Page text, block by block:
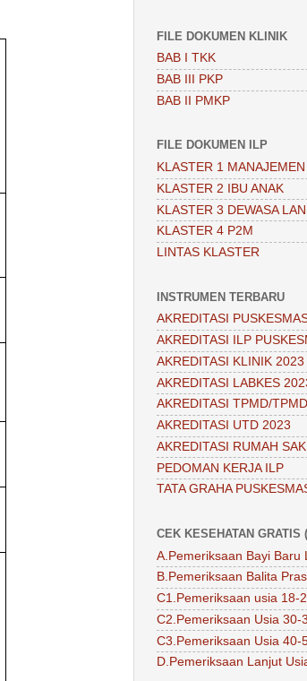
FILE DOKUMEN KLINIK
BAB I TKK
BAB III PKP
BAB II PMKP
FILE DOKUMEN ILP
KLASTER 1 MANAJEMEN
KLASTER 2 IBU ANAK
KLASTER 3 DEWASA
KLASTER 4 P2M
LINTAS KLASTER
INSTRUMEN TERBARU
AKREDITASI
AKREDITASI ILP
AKREDITASI KLINIK 2023
AKREDITASI LABKES
AKREDITASI TPMD/
AKREDITASI UTD 2023
AKREDITASI RUMAH
PEDOMAN KERJA ILP
TATA GRAHA
CEK KESEHATAN GRATIS
A.Pemeriksaan Bayi Baru
B.Pemeriksaan Balita
C1.Pemeriksaan usia 18-
C2.Pemeriksaan Usia 30-
C3.Pemeriksaan Usia 40-
D.Pemeriksaan Lanjut